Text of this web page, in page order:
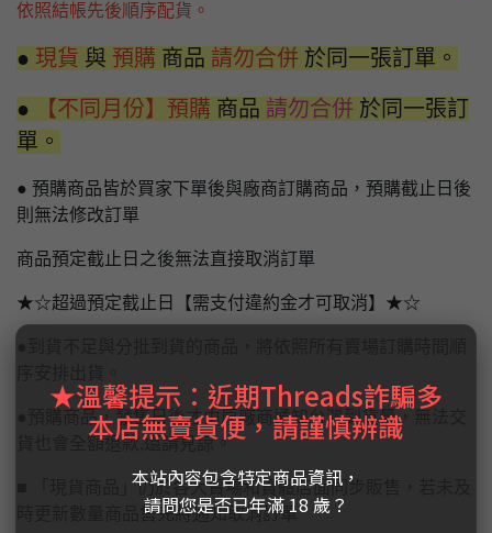
依照結帳先後順序配貨。
● 現貨 與 預購 商品 請勿合併 於同一張訂單。
● 【不同月份】預購 商品 請勿合併 於同一張訂
單。
● 預購商品皆於買家下單後與廠商訂購商品，預購截止日後
則無法修改訂單
商品預定截止日之後無法直接取消訂單
★☆超過預定截止日【需支付違約金才可取消】★☆
●預購商品，發售日後才由原廠商通知台灣到貨量，無法交
貨也會全額退款,還請見諒。
■ 「現貨商品」仍於各大賣場和實體店面同步販售，若未及
時更新數量商品售完將通知取消訂單
★溫馨提示：近期Threads詐騙多
本店無賣貨便，請謹慎辨識
本站內容包含特定商品資訊，
請問您是否已年滿 18 歲？